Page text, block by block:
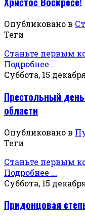
Опубликовано в
Теги
Станьте первым
Подробнее ...
Суббота, 15
Престольный
области
Опубликовано в
Теги
Станьте первым
Подробнее ...
Суббота, 15 декабря
Придонцовая